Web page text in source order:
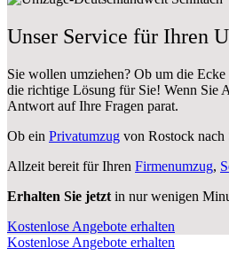
Unser Service für Ihren
Sie wollen umziehen? Ob um die
die richtige Lösung für Sie! Wenn Sie
Antwort auf Ihre Fragen parat.
Ob ein Privatumzug von Rostock
Allzeit bereit für Ihren Firmenumzug,
Erhalten Sie jetzt in nur wenigen
Kostenlose Angebote erhalten
Kostenlose Angebote erhalten